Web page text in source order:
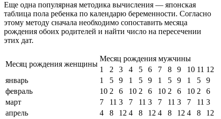
Еще одна популярная методика вычисления — японская
таблица пола ребенка по календарю беременности. Согласно
этому методу сначала необходимо сопоставить месяца
рождения обоих родителей и найти число на пересечении
этих дат.
Месяц рождения женщины
Месяц рождения мужчины
1
2 3 4 5 6 7 8 9 10 11 12
январь
1 5 9 1 5 9 1 5 9 1 5
9
февраль
10 2 6 10 2 6 10 2 6 10 2
6
март
7 11 3 7 11 3 7 11 3 7 11 3
апрель
4 8 12 4 8 12 4 8 12 4 8
12